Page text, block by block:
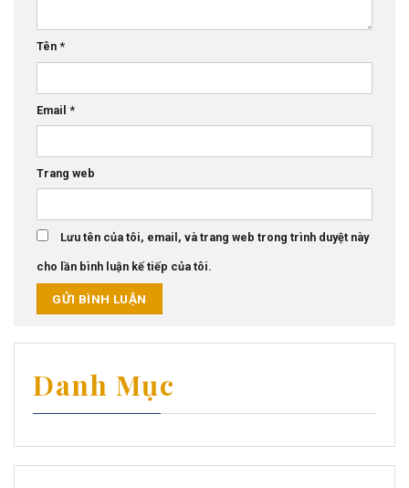
Tên *
Email *
Trang web
Lưu tên của tôi, email, và trang web trong trình duyệt này
cho lần bình luận kế tiếp của tôi.
Danh Mục